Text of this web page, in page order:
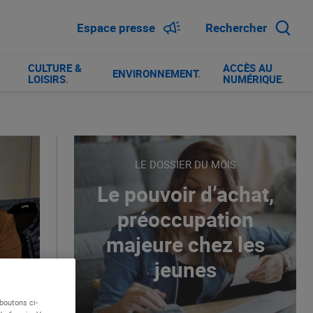
Espace presse Rechercher
CULTURE &
LOISIRS. ENVIRONNEMENT.
ACCÈS AU
NUMÉRIQUE.
LE DOSSIER DU MOIS
Le pouvoir d’achat,
préoccupation
majeure chez les
jeunes
ci-